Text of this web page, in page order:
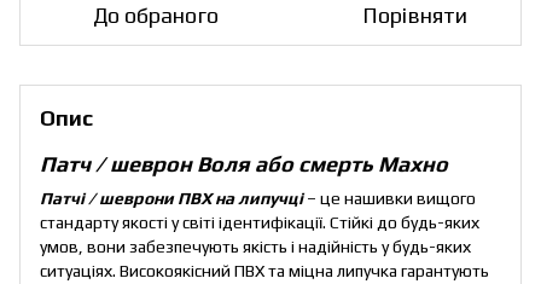
До обраного Порівняти
Опис
Патч / шеврон Воля або смерть Махно
Патчі / шеврони ПВХ на липучці– це нашивки вищого
стандарту якості у світі ідентифікації. Стійкі до будь-яких
умов, вони забезпечують якість і надійність у будь-яких
ситуаціях. Високоякісний ПВХ та міцна липучка гарантують